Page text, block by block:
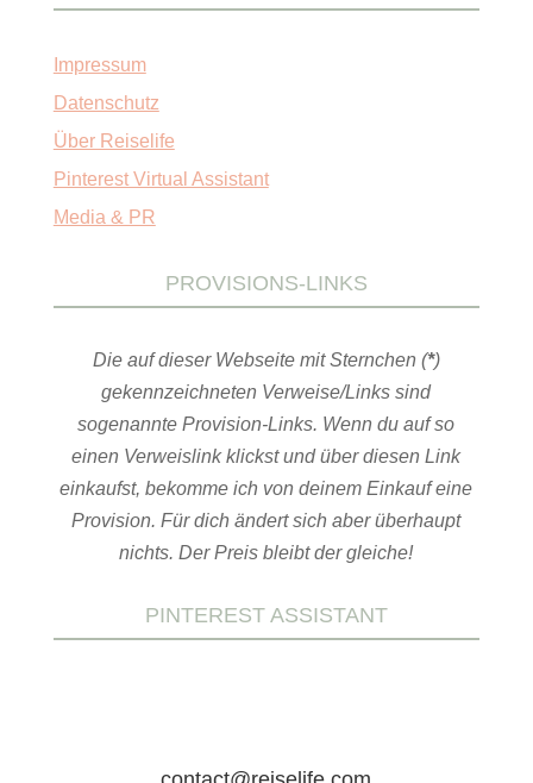
Impressum
Datenschutz
Über Reiselife
Pinterest Virtual Assistant
Media & PR
PROVISIONS-LINKS
Die auf dieser Webseite mit Sternchen (*)
gekennzeichneten Verweise/Links sind
sogenannte Provision-Links. Wenn du auf so
einen Verweislink klickst und über diesen Link
einkaufst, bekomme ich von deinem Einkauf eine
Provision. Für dich ändert sich aber überhaupt
nichts. Der Preis bleibt der gleiche!
PINTEREST ASSISTANT